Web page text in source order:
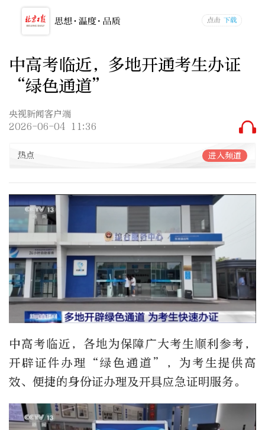
中高考临近，多地开通考生办证
“绿色通道”
央视新闻客户端
2026-06-04 11:36
热点 进入频道
中高考临近，各地为保障广大考生顺利参考，
开辟证件办理“绿色通道”，为考生提供高
效、便捷的身份证办理及开具应急证明服务。